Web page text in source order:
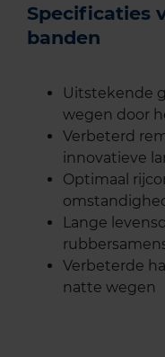
Specificaties
banden
Uitstekende
wegen door
Verbeterd
innovatieve
Optimaal
Lange
Verbeterde
natte wegen